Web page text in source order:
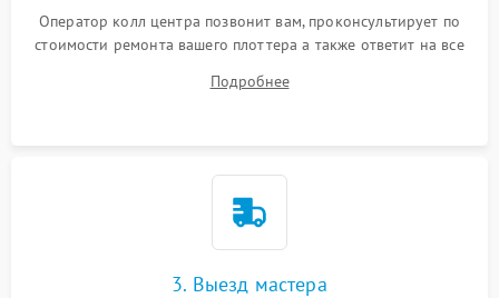
Оператор колл центра позвонит вам, проконсультирует по
стоимости ремонта вашего плоттера а также ответит на все
Подробнее
3. Выезд мастера